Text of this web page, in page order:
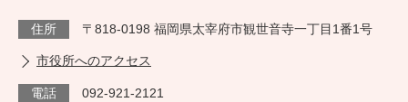
住所 〒818-0198 福岡県太宰府市観世音寺一丁目1番1号
市役所へのアクセス
電話 092-921-2121